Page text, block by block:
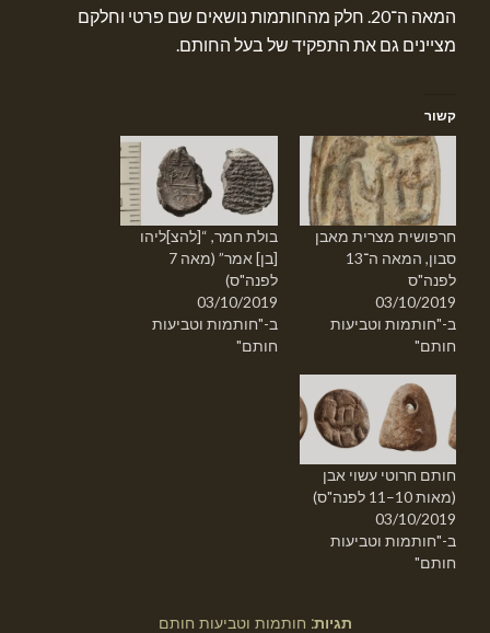
המאה ה־20. חלק מהחותמות נושאים שם פרטי וחלקם
מציינים גם את התפקיד של בעל החותם.
קשור
חרפושית מצרית מאבן
סבון, המאה ה־13
לפנה"ס
03/10/2019
ב-"חותמות וטביעות
חותם"
בולת חמר, “[להצ]ליהו
[בן] אמר” (מאה 7
לפנה"ס)
03/10/2019
ב-"חותמות וטביעות
חותם"
חותם חרוטי עשוי אבן
(מאות 10–11 לפנה"ס)
03/10/2019
ב-"חותמות וטביעות
חותם"
תגיות: חותמות וטביעות חותם